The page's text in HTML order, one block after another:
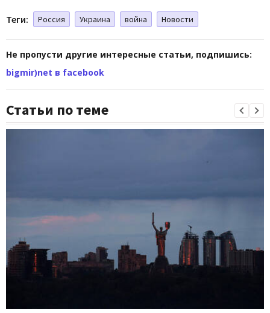
Теги: Россия Украина война Новости
Не пропусти другие интересные статьи, подпишись:
bigmir)net в facebook
Статьи по теме